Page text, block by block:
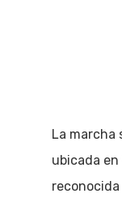
La marcha
ubicada